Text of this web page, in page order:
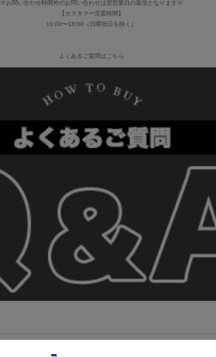
※お問い合わせ時間外のお問い合わせは翌営業日の返信となります※
【カスタマー営業時間】
10:00〜18:00（日曜祝日を除く）
よくあるご質問はこちら